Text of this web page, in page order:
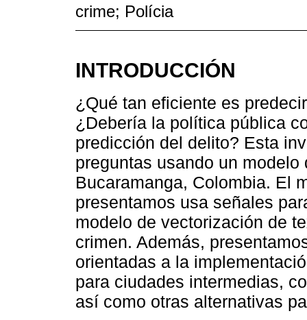
crime; Polícia
INTRODUCCIÓN
¿Qué tan eficiente es
¿Debería la política pública
predicción del delito? Esta
preguntas usando un
Bucaramanga, Colombia. El
presentamos usa señales
modelo de vectorización de
crimen. Además,
orientadas a la
para ciudades intermedias,
así como otras alternativas